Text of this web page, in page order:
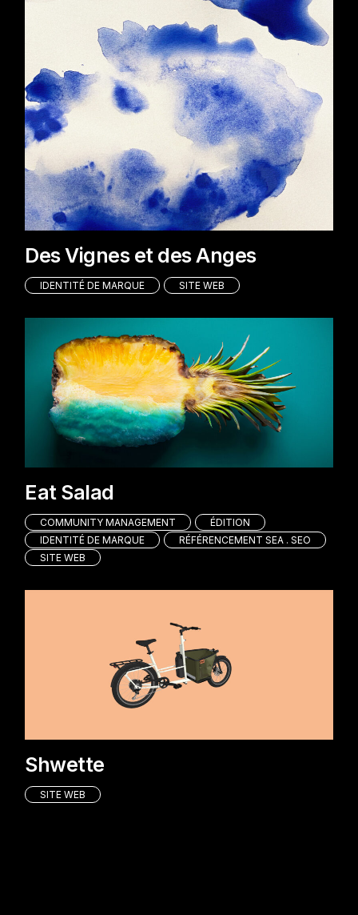
Des Vignes et des Anges
IDENTITÉ DE MARQUE SITE WEB
Eat Salad
COMMUNITY MANAGEMENT
ÉDITION
IDENTITÉ DE MARQUE
RÉFÉRENCEMENT SEA . SEO
SITE WEB
Shwette
SITE WEB